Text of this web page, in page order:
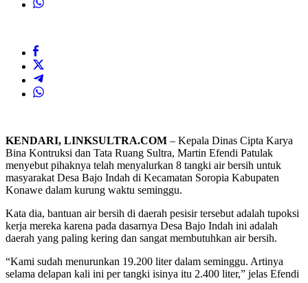
KENDARI, LINKSULTRA.COM – Kepala Dinas Cipta Karya
Bina Kontruksi dan Tata Ruang Sultra, Martin Efendi Patulak
menyebut pihaknya telah menyalurkan 8 tangki air bersih untuk
masyarakat Desa Bajo Indah di Kecamatan Soropia Kabupaten
Konawe dalam kurung waktu seminggu.
Kata dia, bantuan air bersih di daerah pesisir tersebut adalah tupoksi
kerja mereka karena pada dasarnya Desa Bajo Indah ini adalah
daerah yang paling kering dan sangat membutuhkan air bersih.
“Kami sudah menurunkan 19.200 liter dalam seminggu. Artinya
selama delapan kali ini per tangki isinya itu 2.400 liter,” jelas Efendi